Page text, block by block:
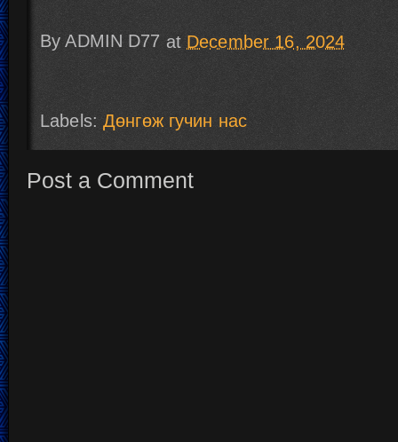
ByADMIN D77 at December 16, 2024
Labels:Дөнгөж гучин нас
Post a Comment